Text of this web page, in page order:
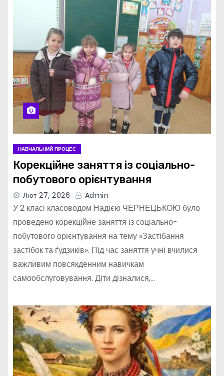
НАВЧАЛЬНИЙ ПРОЦЕС
Корекційне заняття із соціально-
побутового орієнтування
Лют 27, 2026 Admin
У 2 класі класоводом Надією ЧЕРНЕЦЬКОЮ було
проведено корекційне заняття із соціально-
побутового орієнтування на тему «Застібання
застібок та ґудзиків». Під час заняття учні вчилися
важливим повсякденним навичкам
самообслуговування. Діти дізналися,…